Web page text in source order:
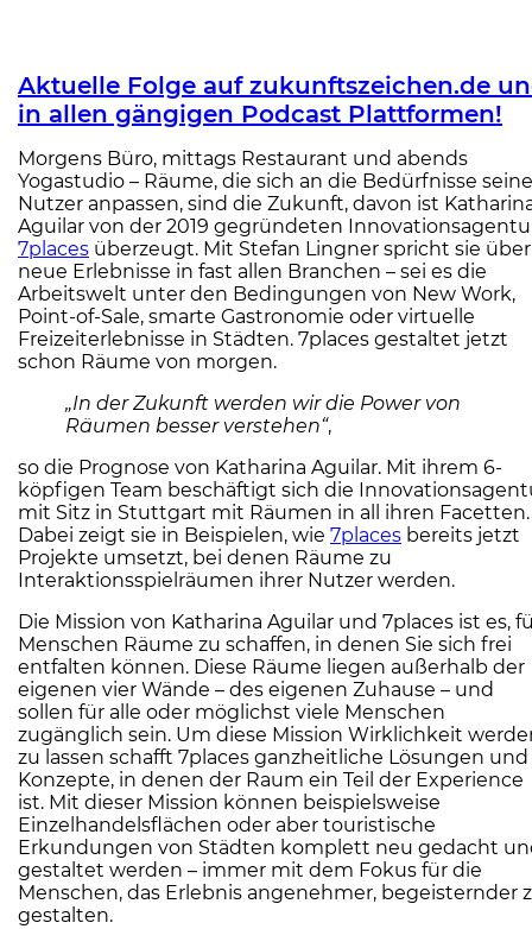
Aktuelle Folge auf zukunftszeichen.de
in allen gängigen Podcast Plattformen!
Morgens Büro, mittags Restaurant und abends
Yogastudio – Räume, die sich an die Bedürfnisse
Nutzer anpassen, sind die Zukunft, davon ist
Aguilar von der 2019 gegründeten
7places überzeugt. Mit Stefan Lingner spricht sie über
neue Erlebnisse in fast allen Branchen – sei es die
Arbeitswelt unter den Bedingungen von New Work,
Point-of-Sale, smarte Gastronomie oder virtuelle
Freizeiterlebnisse in Städten. 7places gestaltet jetzt
schon Räume von morgen.
„In der Zukunft werden wir die Power von
Räumen besser verstehen“,
so die Prognose von Katharina Aguilar. Mit ihrem 6-
köpfigen Team beschäftigt sich die
mit Sitz in Stuttgart mit Räumen in all ihren Facetten.
Dabei zeigt sie in Beispielen, wie 7places bereits jetzt
Projekte umsetzt, bei denen Räume zu
Interaktionsspielräumen ihrer Nutzer werden.
Die Mission von Katharina Aguilar und 7places ist es,
Menschen Räume zu schaffen, in denen Sie sich frei
entfalten können. Diese Räume liegen außerhalb der
eigenen vier Wände – des eigenen Zuhause – und
sollen für alle oder möglichst viele Menschen
zugänglich sein. Um diese Mission Wirklichkeit
zu lassen schafft 7places ganzheitliche Lösungen und
Konzepte, in denen der Raum ein Teil der Experience
ist. Mit dieser Mission können beispielsweise
Einzelhandelsflächen oder aber touristische
Erkundungen von Städten komplett neu gedacht
gestaltet werden – immer mit dem Fokus für die
Menschen, das Erlebnis angenehmer, begeisternder
gestalten.